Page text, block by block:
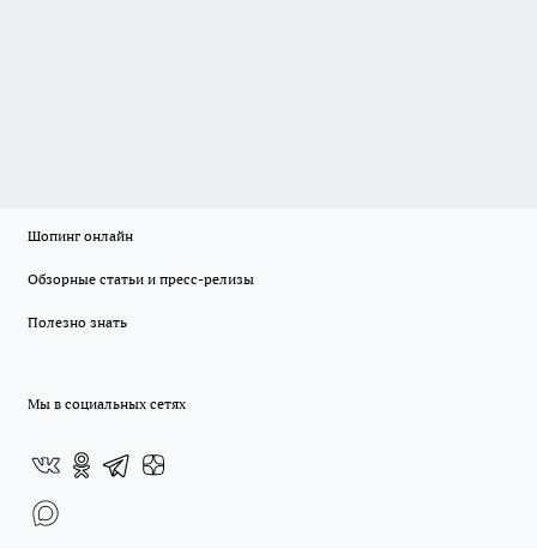
Шопинг онлайн
Обзорные статьи и пресс-релизы
Полезно знать
Мы в социальных сетях